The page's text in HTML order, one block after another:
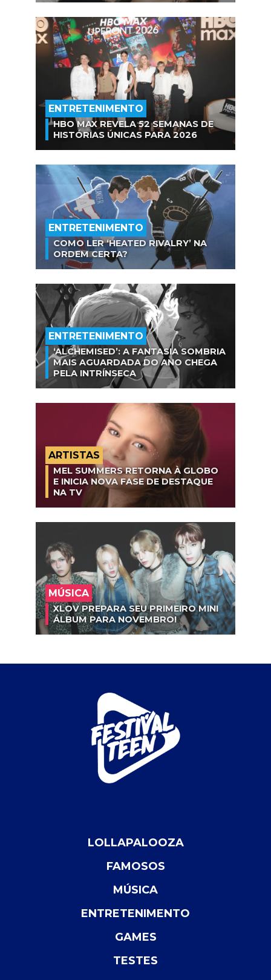
ENTRETENIMENTO
HBO MAX REVELA 52 SEMANAS DE
HISTÓRIAS ÚNICAS PARA 2026
ENTRETENIMENTO
COMO LER ‘HEATED RIVALRY’ NA
ORDEM CERTA?
ENTRETENIMENTO
‘ALCHEMISED’: A FANTASIA SOMBRIA
MAIS AGUARDADA DO ANO CHEGA
PELA INTRÍNSECA
ARTISTAS
MEL SUMMERS RETORNA À GLOBO
E INICIA NOVA FASE DE DESTAQUE
NA TV
MÚSICA
XLOV PREPARA SEU PRIMEIRO MINI
ÁLBUM PARA NOVEMBRO!
LOLLAPALOOZA
FAMOSOS
MÚSICA
ENTRETENIMENTO
GAMES
TESTES